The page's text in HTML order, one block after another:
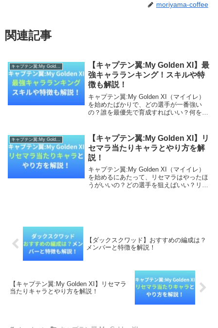
moriyama-coffee
関連記事
キャプテン翼:My Golden XI
【キャプテン翼:My Golden XI】最
強キャラランキング！スキルや特
徴も解説！
キャプテン翼:My Golden XI（マイイレ）
を始めたばかりで、どの選手が一番強い
の？誰を最優先で育成すればいい？何を基
Golden XIの最強キャラランキング...
キャプテン翼:My Golden XI
【キャプテン翼:My Golden XI】リ
セマラ当たりキャラとやり方を解
説！
キャプテン翼:My Golden XI（マイイレ）
を始めるにあたって、リセマラはやったほ
うがいいの？どの選手を狙えばいい？リセ
【ダックスクワッド】おすすめの編成は？
メンバーと特徴を解説！
【キャプテン翼:My Golden XI】リセマラ
当たりキャラとやり方を解説！